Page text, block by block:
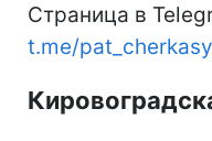
Страница в
t.me/